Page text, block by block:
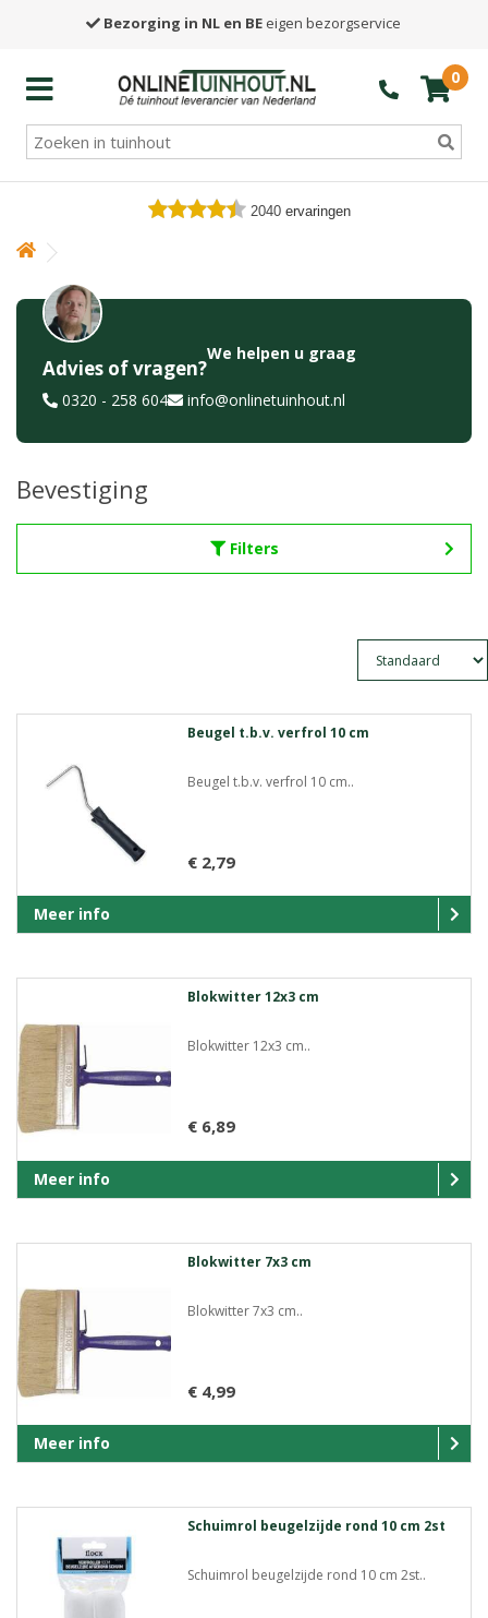
Bezorging in NL en BE eigen bezorgservice
0
2040 ervaringen
Advies of vragen?
We helpen u graag
0320 - 258 604 info@onlinetuinhout.nl
Bevestiging
Filters
Beugel t.b.v. verfrol 10 cm
Beugel t.b.v. verfrol 10 cm..
€ 2,79
Meer info
Blokwitter 12x3 cm
Blokwitter 12x3 cm..
€ 6,89
Meer info
Blokwitter 7x3 cm
Blokwitter 7x3 cm..
€ 4,99
Meer info
Schuimrol beugelzijde rond 10 cm 2st
Schuimrol beugelzijde rond 10 cm 2st..